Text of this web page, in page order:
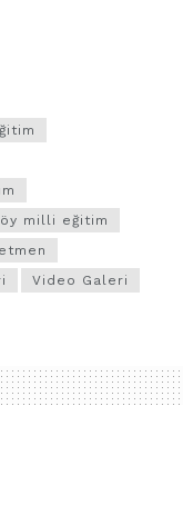
milli eğitim
Video Galeri